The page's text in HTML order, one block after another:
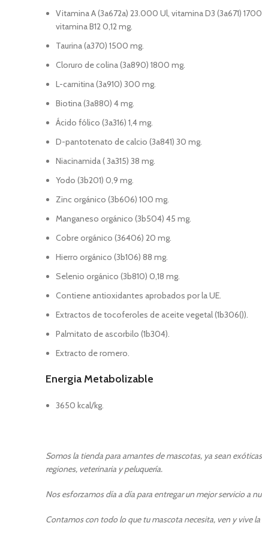
Vitamina A (3a672a) 23.000 Ul, vitamina D3 (3a671)
vitamina B12 0,12 mg.
Taurina (a370) 1500 mg.
Cloruro de colina (3a890) 1800 mg.
L-carnitina (3a910) 300 mg.
Biotina (3a880) 4 mg.
Ácido fólico (3a316) 1,4 mg.
D-pantotenato de calcio (3a841) 30 mg.
Niacinamida ( 3a315) 38 mg.
Yodo (3b201) 0,9 mg.
Zinc orgánico (3b606) 100 mg.
Manganeso orgánico (3b504) 45 mg.
Cobre orgánico (36406) 20 mg.
Hierro orgánico (3b106) 88 mg.
Selenio orgánico (3b810) 0,18 mg.
Contiene antioxidantes aprobados por la UE.
Extractos de tocoferoles de aceite vegetal (1b306()).
Palmitato de ascorbilo (1b304).
Extracto de romero.
Energia Metabolizable
3650 kcal/kg.
Somos la tienda para amantes de mascotas, ya sean
regiones, veterinaria y peluquería.
Nos esforzamos día a día para entregar un mejor servicio a
Contamos con todo lo que tu mascota necesita, ven y vive